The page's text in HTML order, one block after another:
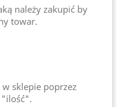
należy zakupić by
towar.
w sklepie poprzez
"ilość".